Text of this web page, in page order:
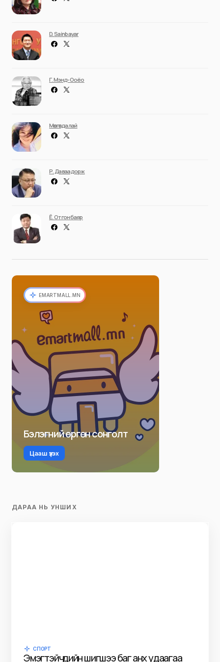
D. Sainbayar
Г. Мэнд-Ооёо
Мөнгөндалай
Р. Даваадорж
Ё. Отгонбаяр
EMARTMALL.MN
Бэлэгний өргөн сонголт
Цааш үзэх
ДАРАА НЬ УНШИХ
СПОРТ
Эмэгтэйчүүдийн шигшээ баг анх удаагаа